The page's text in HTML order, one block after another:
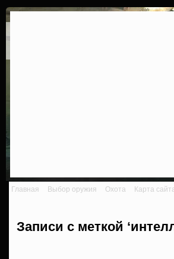
Главная Выбор оружия Охота Карта
Записи с меткой